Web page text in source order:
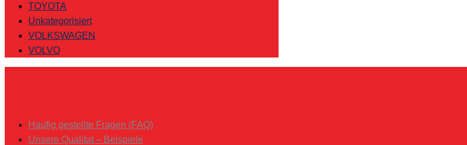
TOYOTA
Unkategorisiert
VOLKSWAGEN
VOLVO
Häufig gestellte Fragen (FAQ)
Unsere Qualitat – Beispiele